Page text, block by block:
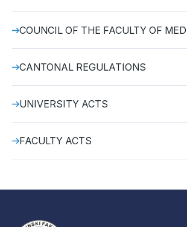
COUNCIL OF THE FACULTY OF
CANTONAL REGULATIONS
UNIVERSITY ACTS
FACULTY ACTS